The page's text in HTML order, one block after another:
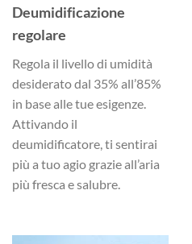
Deumidificazione
regolare
Regola il livello di umidità
desiderato dal 35% all’85%
in base alle tue esigenze.
Attivando il
deumidificatore, ti sentirai
più a tuo agio grazie all’aria
più fresca e salubre.